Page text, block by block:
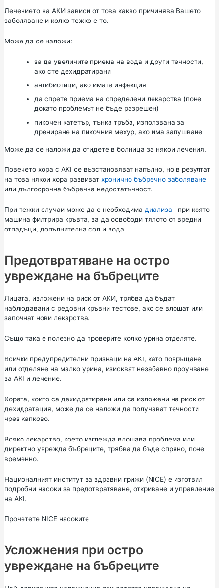
Лечението на АКИ зависи от това какво причинява Вашето
заболяване и колко тежко е то.
Може да се наложи:
за да увеличите приема на вода и други течности,
ако сте дехидратирани
антибиотици, ако имате инфекция
да спрете приема на определени лекарства (поне
докато проблемът не бъде разрешен)
пикочен катетър, тънка тръба, използвана за
дрениране на пикочния мехур, ако има запушване
Може да се наложи да отидете в болница за някои лечения.
Повечето хора с AKI се възстановяват напълно, но в резултат
на това някои хора развиват хронично бъбречно заболяване
или дългосрочна бъбречна недостатъчност.
При тежки случаи може да е необходима диализа , при която
машина филтрира кръвта, за да освободи тялото от вредни
отпадъци, допълнителна сол и вода.
Предотвратяване на остро
увреждане на бъбреците
Лицата, изложени на риск от АКИ, трябва да бъдат
наблюдавани с редовни кръвни тестове, ако се влошат или
започнат нови лекарства.
Също така е полезно да проверите колко урина отделяте.
Всички предупредителни признаци на AKI, като повръщане
или отделяне на малко урина, изискват незабавно проучване
за AKI и лечение.
Хората, които са дехидратирани или са изложени на риск от
дехидратация, може да се наложи да получават течности
чрез капково.
Всяко лекарство, което изглежда влошава проблема или
директно уврежда бъбреците, трябва да бъде спряно, поне
временно.
Националният институт за здравни грижи (NICE) е изготвил
подробни насоки за предотвратяване, откриване и управление
на AKI.
Прочетете NICE насоките
Усложнения при остро
увреждане на бъбреците